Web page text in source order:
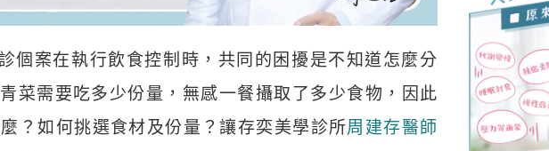
個案在執行飲食控制時，共同的困擾是不知道怎麼分
菜需要吃多少份量，無感一餐攝取了多少食物，因此
？如何挑選食材及份量？讓存奕美學診所周建存醫師